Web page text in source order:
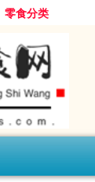
零食分类